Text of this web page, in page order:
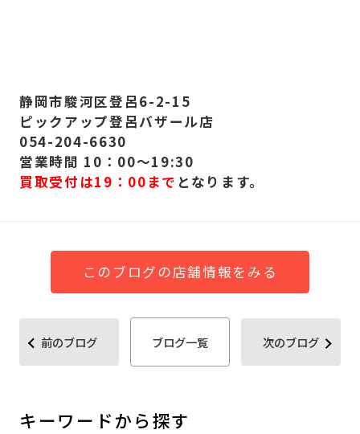
静岡市駿河区登呂6-2-15
ピックアップ登呂バザール店
054-204-6630
営業時間 10：00～19:30
買取受付は19：00まで となります。
このブログの店舗情報をみる
前のブログ ブログ一覧 次のブログ
キーワードから探す